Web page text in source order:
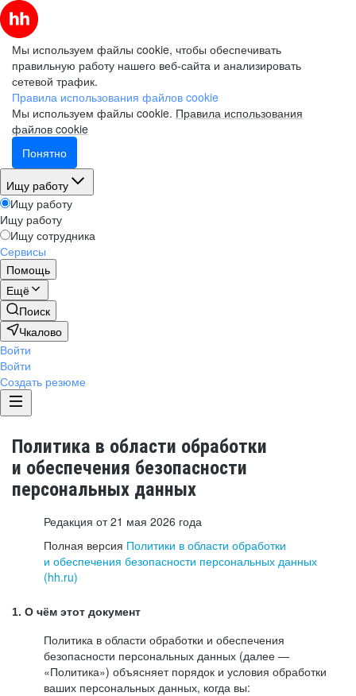
Мы используем файлы cookie, чтобы обеспечивать
правильную работу нашего веб-сайта и анализировать
сетевой трафик.
Правила использования файлов cookie
Мы используем файлы cookie. Правила использования
файлов cookie
Понятно
Ищу работу
Ищу работу
Ищу работу
Ищу сотрудника
Сервисы
Помощь
Ещё
Поиск
Чкалово
Войти
Войти
Создать резюме
Политика в области обработки
и обеспечения безопасности
персональных данных
Редакция от 21 мая 2026 года
Полная версия Политики в области обработки
и обеспечения безопасности персональных данных
(hh.ru)
1. О чём этот документ
Политика в области обработки и обеспечения
безопасности персональных данных (далее —
«Политика») объясняет порядок и условия обработки
ваших персональных данных, когда вы: